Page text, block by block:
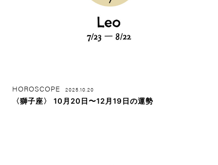
HOROSCOPE 2025.10.20
〈獅子座〉 10月20日〜12月19日の運勢